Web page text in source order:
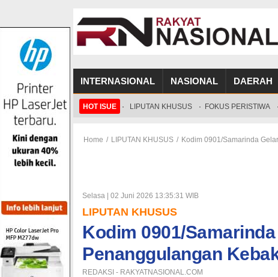
INTERNASIONAL NASIONAL DAERAH
HOT ISUE · LIPUTAN KHUSUS · FOKUS PERISTIWA ·
Home / LIPUTAN KHUSUS / Kodim 0901/Samarinda
Selasa | 02 Juni 2026 13:35:31 WIB
LIPUTAN KHUSUS
Kodim 0901/
Penanggulangan
REDAKSI - RAKYATNASIONAL.COM